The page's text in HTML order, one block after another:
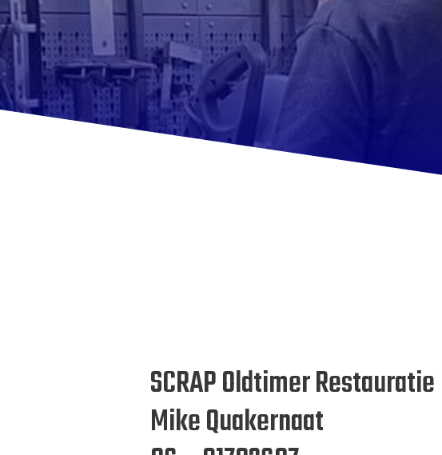
SCRAP Oldtimer Restauratie
Mike Quakernaat